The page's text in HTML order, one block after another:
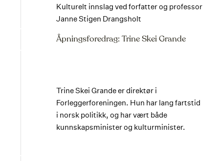
Kulturelt innslag ved forfatter og professor
Janne Stigen Drangsholt
Åpningsforedrag: Trine Skei Grande
Trine Skei Grande er direktør i
Forleggerforeningen. Hun har lang fartstid
i norsk politikk, og har vært både
kunnskapsminister og kulturminister.